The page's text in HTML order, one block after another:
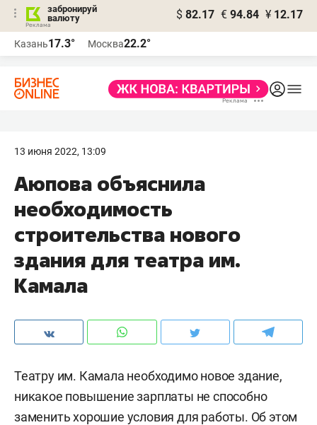
забронируй
валюту
$ 82.17 € 94.84 ¥ 12.17
Казань17.3° Москва22.2°
13 июня 2022, 13:09
Аюпова объяснила
необходимость
строительства нового
здания для театра им.
Камала
Театру им. Камала необходимо новое здание,
никакое повышение зарплаты не способно
заменить хорошие условия для работы. Об этом